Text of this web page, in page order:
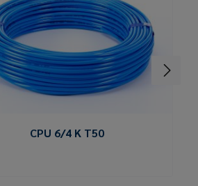
CPU 6/4 K T50